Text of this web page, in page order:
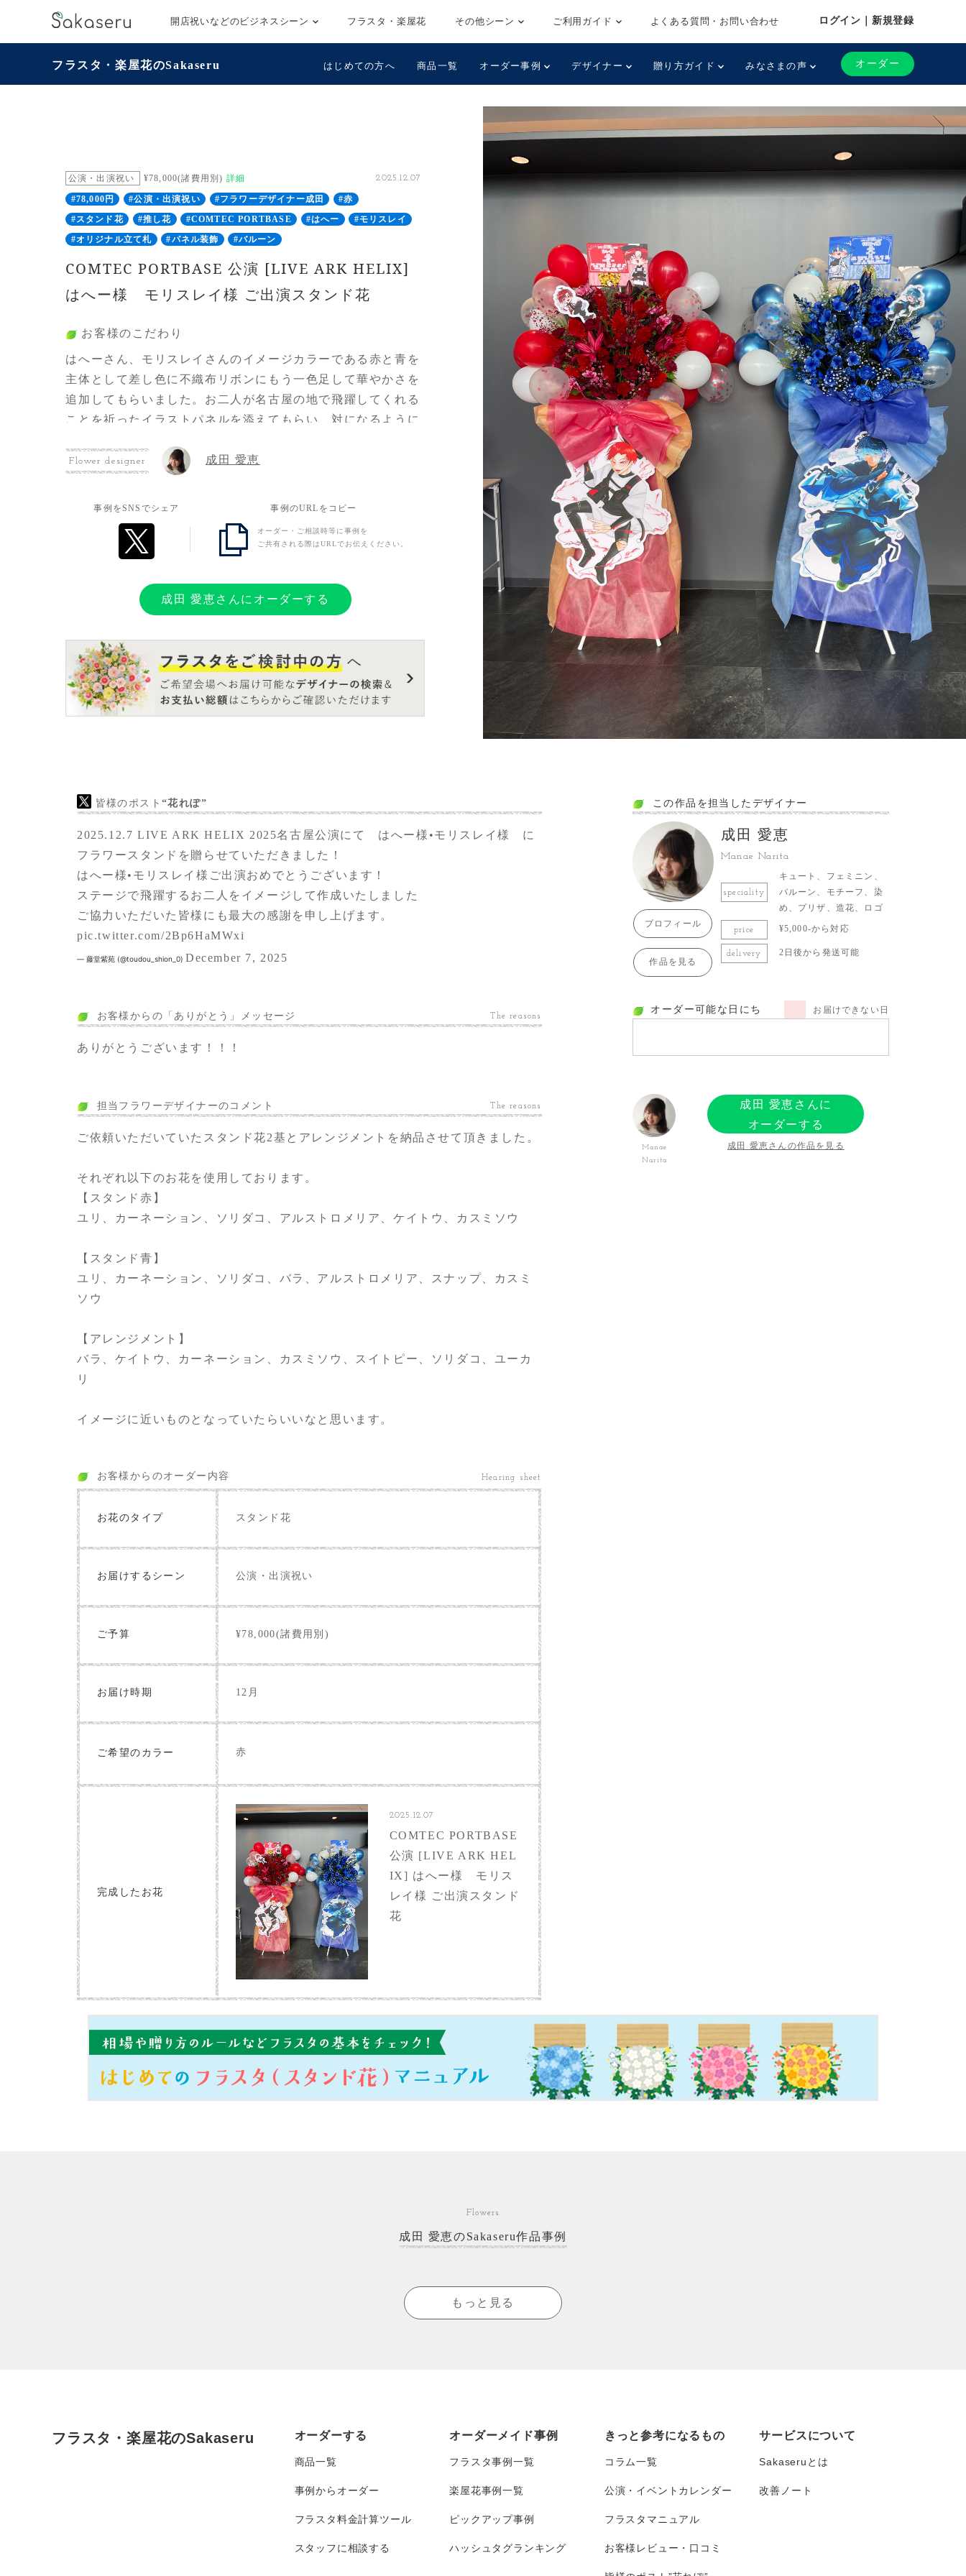
開店祝いなどのビジネスシーン フラスタ・楽屋花 その他シーン ご利用ガイド よくある質問・お問い合わせ ログイン｜新規登録
フラスタ・楽屋花のSakaseru はじめての方へ 商品一覧 オーダー事例 デザイナー 贈り方ガイド みなさまの声 オーダー
公演・出演祝い ¥78,000(諸費用別) 詳細 2025.12.07
#78,000円 #公演・出演祝い #フラワーデザイナー成田
#赤
#スタンド花
#推し花 #COMTEC PORTBASE #はへー
#モリスレイ
#オリジナル立て札
#パネル装飾 #バルーン
COMTEC PORTBASE 公演 [LIVE ARK HELIX]
はへー様 モリスレイ様 ご出演スタンド花
お客様のこだわり
はへーさん、モリスレイさんのイメージカラーである赤と青を
主体として差し色に不織布リボンにもう一色足して華やかさを
追加してもらいました。お二人が名古屋の地で飛躍してくれる
ことを祈ったイラストパネルを添えてもらい、対になるように
とにかくお二人が名古屋公演で活躍してくださるように、少し
でも力になれたらいいなと思って注文させていただきました。
Flower designer 成田 愛恵
事例をSNSでシェア 事例のURLをコピー
オーダー・ご相談時等に事例を
ご共有される際はURLでお伝えください。
成田 愛恵さんにオーダーする
皆様のポスト“花れぽ”
2025.12.7 LIVE ARK HELIX 2025名古屋公演にて はへー様•モリスレイ様 に
フラワースタンドを贈らせていただきました！
はへー様•モリスレイ様ご出演おめでとうございます！
ステージで飛躍するお二人をイメージして作成いたしました
ご協力いただいた皆様にも最大の感謝を申し上げます。
pic.twitter.com/2Bp6HaMWxi
— 藤堂紫苑 (@toudou_shion_0) December 7, 2025
お客様からの「ありがとう」メッセージ The reasons
ありがとうございます！！！
担当フラワーデザイナーのコメント The reasons
ご依頼いただいていたスタンド花2基とアレンジメントを納品させて頂きました。
それぞれ以下のお花を使用しております。
【スタンド赤】
ユリ、カーネーション、ソリダコ、アルストロメリア、ケイトウ、カスミソウ
【スタンド青】
ユリ、カーネーション、ソリダコ、バラ、アルストロメリア、スナップ、カスミ
ソウ
【アレンジメント】
バラ、ケイトウ、カーネーション、カスミソウ、スイトピー、ソリダコ、ユーカ
リ
イメージに近いものとなっていたらいいなと思います。
お客様からのオーダー内容 Hearing sheet
お花のタイプ スタンド花
お届けするシーン 公演・出演祝い
ご予算 ¥78,000(諸費用別)
お届け時期 12月
ご希望のカラー 赤
完成したお花
2025.12.07
COMTEC PORTBASE
公演 [LIVE ARK HEL
IX] はへー様 モリス
レイ様 ご出演スタンド
花
この作品を担当したデザイナー
プロフィール
作品を見る
成田 愛恵
Manae Narita
speciality
キュート、フェミニン、
バルーン、モチーフ、染
め、プリザ、造花、ロゴ
price ¥5,000-から対応
delivery 2日後から発送可能
オーダー可能な日にち お届けできない日
Manae
Narita
成田 愛恵さんに
オーダーする
成田 愛恵さんの作品を見る
Flowers
成田 愛恵のSakaseru作品事例
もっと見る
フラスタ・楽屋花のSakaseru オーダーする
商品一覧
事例からオーダー
フラスタ料金計算ツール
スタッフに相談する
オーダーメイド事例
フラスタ事例一覧
楽屋花事例一覧
ピックアップ事例
ハッシュタグランキング
きっと参考になるもの
コラム一覧
公演・イベントカレンダー
フラスタマニュアル
お客様レビュー・口コミ
サービスについて
Sakaseruとは
改善ノート